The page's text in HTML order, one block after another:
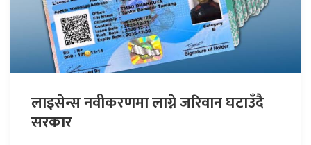
लाइसेन्स नवीकरणमा लाग्ने जरिवान घटाउँदै
सरकार